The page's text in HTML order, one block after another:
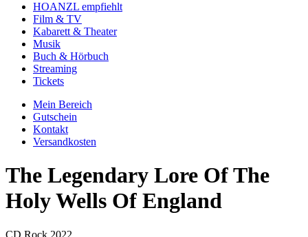
HOANZL empfiehlt
Film & TV
Kabarett & Theater
Musik
Buch & Hörbuch
Streaming
Tickets
Mein Bereich
Gutschein
Kontakt
Versandkosten
The Legendary Lore Of The
Holy Wells Of England
CD Rock 2022